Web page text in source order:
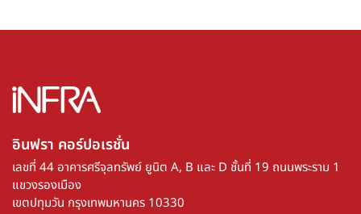
อินฟรา คอร์ปอเรชั่น​
เลขที่ 44 อาคารศรีจุลทรัพย์ ยูนิต A, B และ D ชั้นที่ 19 ถนนพระราม 1
แขวงรองเมือง
เขตปทุมวัน กรุงเทพมหานคร 10330